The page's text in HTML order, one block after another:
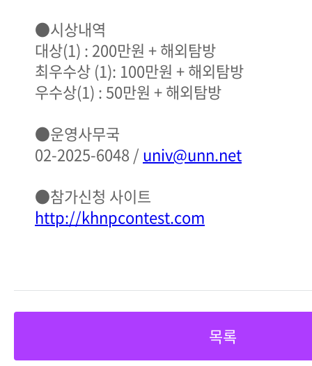
●시상내역
대상(1) : 200만원 + 해외탐방
최우수상 (1): 100만원 + 해외탐방
우수상(1) : 50만원 + 해외탐방
●운영사무국
02-2025-6048 / univ@unn.net
●참가신청 사이트
http://khnpcontest.com
목록